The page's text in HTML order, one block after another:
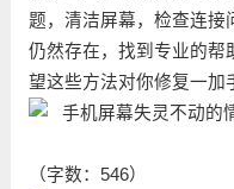
题，清洁屏幕，检查连接
仍然存在，找到专业的帮
望这些方法对你修复一加
（字数：546）